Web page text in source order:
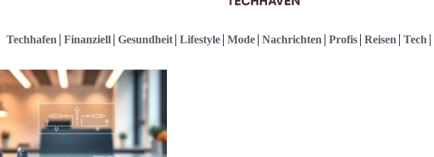
Techhafen Finanziell Gesundheit Lifestyle Mode Nachrichten Profis Reisen Tech